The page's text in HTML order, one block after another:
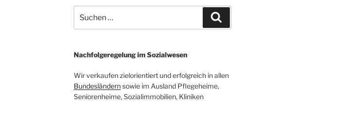
nach:
Nachfolgeregelung im Sozialwesen
Wir verkaufen zielorientiert und erfolgreich in allen
Bundesländernsowie im Ausland Pflegeheime,
Seniorenheime, Sozialimmobilien, Kliniken